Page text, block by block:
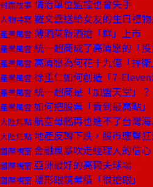
封面故事 情治單位監控也會失手
人物特寫 羅文嘉送給女友的生日禮物
產業風雲 薄酒萊新酒搶「鮮」上市
產業風雲 統一超商成了高清愿的「投
產業風雲 高清愿為何花十九億「捍
產業風雲 徐重仁如何創造「7-Eleven
產業風雲 統一超商是「加盟天堂」？
產業風雲 如何把股票「賣到最高點」
大陸焦點 航空母艦再也進不了台灣海
大陸焦點 地產反轉下跌，股市應聲
國際視窗 金融風暴吹走經理人的信心
國際視窗 亞洲最好的高爾夫球場
國際視窗 隱形眼鏡業績「很搶眼」